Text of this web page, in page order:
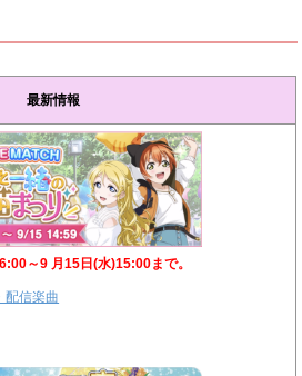
最新情報
～9 月15日(水)15:00まで。
配信楽曲